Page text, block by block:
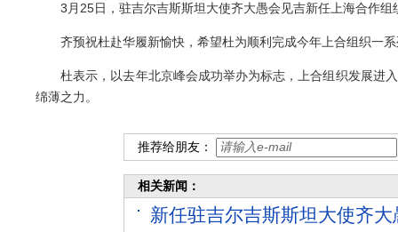
3月25日，驻吉尔吉斯斯坦大使齐大愚会见吉新任上海合作组
齐预祝杜赴华履新愉快，希望杜为顺利完成今年上合组织一系
杜表示，以去年北京峰会成功举办为标志，上合组织发展进
绵薄之力。
推荐给朋友：
相关新闻：
新任驻吉尔吉斯斯坦大使齐